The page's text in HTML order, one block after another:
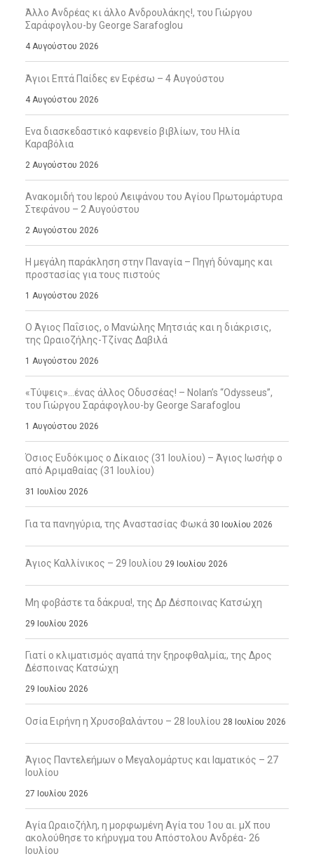
Άλλο Ανδρέας κι άλλο Ανδρουλάκης!, του Γιώργου
Σαράφογλου-by George Sarafoglou
4 Αυγούστου 2026
Άγιοι Επτά Παίδες εν Εφέσω – 4 Αυγούστου
4 Αυγούστου 2026
Ενα διασκεδαστικό καφενείο βιβλίων, του Ηλία
Καραβόλια
2 Αυγούστου 2026
Ανακομιδή του Ιερού Λειψάνου του Αγίου Πρωτομάρτυρα
Στεφάνου – 2 Αυγούστου
2 Αυγούστου 2026
Η μεγάλη παράκληση στην Παναγία – Πηγή δύναμης και
προστασίας για τους πιστούς
1 Αυγούστου 2026
Ο Άγιος Παΐσιος, ο Μανώλης Μητσιάς και η διάκρισις,
της Ωραιοζήλης-Τζίνας Δαβιλά
1 Αυγούστου 2026
«Τύψεις»…ένας άλλος Οδυσσέας! – Nolan’s “Odysseus”,
του Γιώργου Σαράφογλου-by George Sarafoglou
1 Αυγούστου 2026
Όσιος Ευδόκιμος ο Δίκαιος (31 Ιουλίου) – Άγιος Ιωσήφ ο
από Αριμαθαίας (31 Ιουλίου)
31 Ιουλίου 2026
Για τα πανηγύρια, της Αναστασίας Φωκά 30 Ιουλίου 2026
Άγιος Καλλίνικος – 29 Ιουλίου 29 Ιουλίου 2026
Μη φοβάστε τα δάκρυα!, της Δρ Δέσποινας Κατσώχη
29 Ιουλίου 2026
Γιατί ο κλιματισμός αγαπά την ξηροφθαλμία;, της Δρος
Δέσποινας Κατσώχη
29 Ιουλίου 2026
Οσία Ειρήνη η Χρυσοβαλάντου – 28 Ιουλίου 28 Ιουλίου 2026
Άγιος Παντελεήμων ο Μεγαλομάρτυς και Ιαματικός – 27
Ιουλίου
27 Ιουλίου 2026
Αγία Ωραιοζήλη, η μορφωμένη Αγία του 1ου αι. μΧ που
ακολούθησε το κήρυγμα του Απόστολου Ανδρέα- 26
Ιουλίου